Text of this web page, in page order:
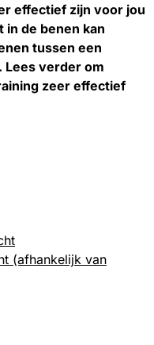
effectief zijn voor jou
de benen kan
tussen een
verder om
zeer effectief
(afhankelijk van